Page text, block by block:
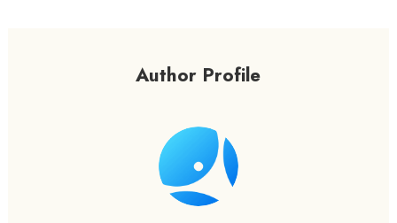
Author Profile